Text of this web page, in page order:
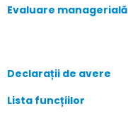
Evaluare managerială
Declarații de avere
Lista funcțiilor